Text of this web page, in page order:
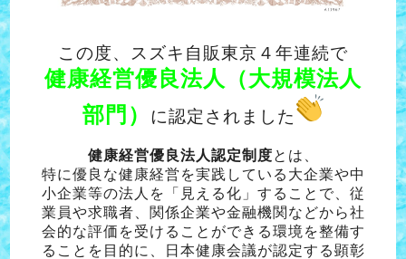
この度、スズキ自販東京４年連続で
健康経営優良法人（大規模法人
部門）
に認定されました
健康経営優良法人認定制度とは、
特に優良な健康経営を実践している大企業や中
小企業等の法人を「見える化」することで、従
業員や求職者、関係企業や金融機関などから社
会的な評価を受けることができる環境を整備す
ることを目的に、日本健康会議が認定する顕彰